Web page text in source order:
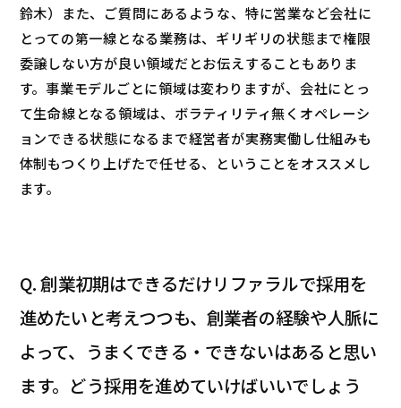
鈴木）また、ご質問にあるような、特に営業など会社に
とっての第一線となる業務は、ギリギリの状態まで権限
委譲しない方が良い領域だとお伝えすることもありま
す。事業モデルごとに領域は変わりますが、会社にとっ
て生命線となる領域は、ボラティリティ無くオペレーシ
ョンできる状態になるまで経営者が実務実働し仕組みも
体制もつくり上げたで任せる、ということをオススメし
ます。
Q. 創業初期はできるだけリファラルで採用を
進めたいと考えつつも、創業者の経験や人脈に
よって、うまくできる・できないはあると思い
ます。どう採用を進めていけばいいでしょう